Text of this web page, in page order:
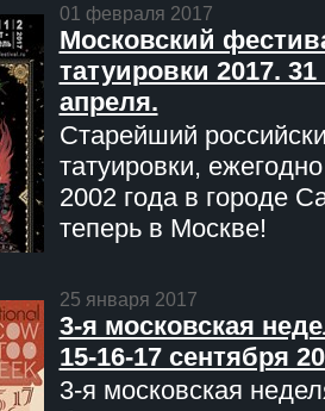
01 февраля 2017
Московский
татуировки 2017. 31
апреля.
Старейший
татуировки,
2002 года в городе
теперь в Москве!
25 января 2017
3-я московская
15-16-17 сентября
3-я московская